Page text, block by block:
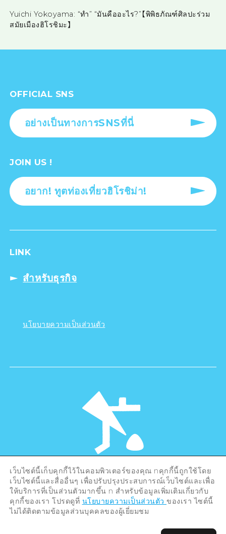
Yuichi Yokoyama: “ทำ” “มันคืออะไร?”【พิพิธภัณฑ์ศิลปะร่วม
สมัยเมืองฮิโรชิมะ】
OFFICIAL SNS
อย่างเป็นทางการSNSที่นี่
JOIN US !
อยาก! ทูตท่องเที่ยวฮิโรชิม่า!
LINK
สำหรับธุรกิจ
นโยบายความเป็นส่วนตัว
©Hiroshima Tourism Association /
Hiroshima Prefecture / Hiroshima City .
All rights reserved
เว็บไซต์นี้เก็บคุกกี้ไว้ในคอมพิวเตอร์ของคุณ nคุกกี้นี้ถูกใช้โดย
เว็บไซต์นี้และสื่ออื่นๆ เพื่อปรับปรุงประสบการณ์เว็บไซต์และเพื่อ
ให้บริการที่เป็นส่วนตัวมากขึ้น n สำหรับข้อมูลเพิ่มเติมเกี่ยวกับ
คุกกี้ของเรา โปรดดูที่ นโยบายความเป็นส่วนตัวของเรา ไซต์นี้
ไม่ได้ติดตามข้อมูลส่วนบุคคลของผู้เยี่ยมชม